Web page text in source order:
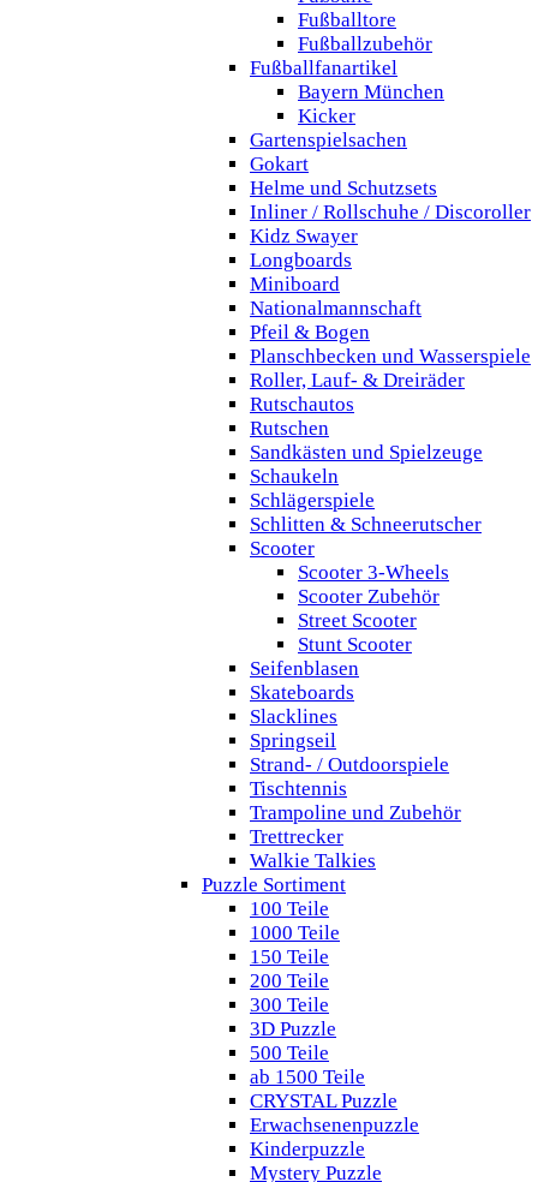
Fußballtore
Fußballzubehör
Fußballfanartikel
Bayern München
Kicker
Gartenspielsachen
Gokart
Helme und Schutzsets
Inliner / Rollschuhe / Discoroller
Kidz Swayer
Longboards
Miniboard
Nationalmannschaft
Pfeil & Bogen
Planschbecken und Wasserspiele
Roller, Lauf- & Dreiräder
Rutschautos
Rutschen
Sandkästen und Spielzeuge
Schaukeln
Schlägerspiele
Schlitten & Schneerutscher
Scooter
Scooter 3-Wheels
Scooter Zubehör
Street Scooter
Stunt Scooter
Seifenblasen
Skateboards
Slacklines
Springseil
Strand- / Outdoorspiele
Tischtennis
Trampoline und Zubehör
Trettrecker
Walkie Talkies
Puzzle Sortiment
100 Teile
1000 Teile
150 Teile
200 Teile
300 Teile
3D Puzzle
500 Teile
ab 1500 Teile
CRYSTAL Puzzle
Erwachsenenpuzzle
Kinderpuzzle
Mystery Puzzle